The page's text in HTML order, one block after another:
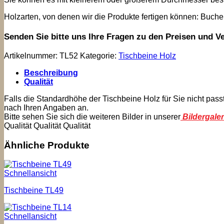
Holzarten, von denen wir die Produkte fertigen können:
Senden Sie bitte uns Ihre Fragen zu den Preisen und
Artikelnummer: TL52 Kategorie: Tischbeine Holz
Beschreibung
Qualität
Falls die Standardhöhe der Tischbeine Holz für Sie nicht
nach Ihren Angaben an.
Bitte sehen Sie sich die weiteren Bilder in unserer
Qualität Qualität Qualität
Ähnliche Produkte
Schnellansicht
Tischbeine TL49
Schnellansicht